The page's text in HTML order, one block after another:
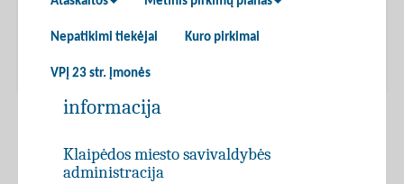
Nepatikimi tiekėjai Kuro pirkimai
VPĮ 23 str. įmonės
informacija
Klaipėdos miesto savivaldybės
administracija